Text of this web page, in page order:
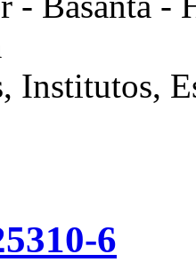
Institutos,
6